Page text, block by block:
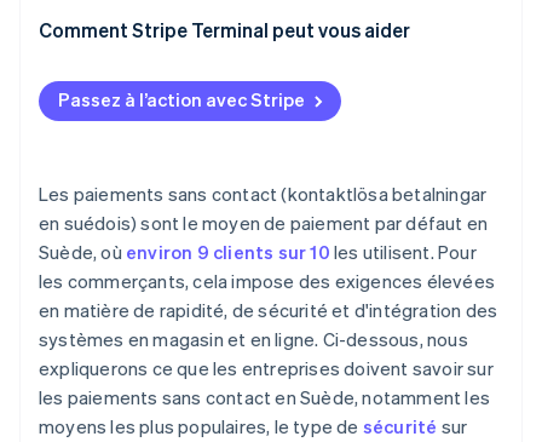
Front-end plus propre
Productivité du personnel
Comment Stripe Terminal peut vous aider
Passez à l’action avec Stripe
Les paiements sans contact (kontaktlösa betalningar
en suédois) sont le moyen de paiement par défaut en
Suède, où environ 9 clients sur 10 les utilisent. Pour
les commerçants, cela impose des exigences élevées
en matière de rapidité, de sécurité et d'intégration des
systèmes en magasin et en ligne. Ci-dessous, nous
expliquerons ce que les entreprises doivent savoir sur
les paiements sans contact en Suède, notamment les
moyens les plus populaires, le type de sécurité sur